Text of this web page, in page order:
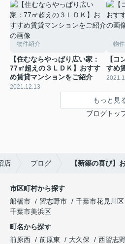
物件紹介
【住むならやっぱり広い家：
77㎡超えの３ＬＤＫ】おすす
め賃貸マンションをご紹介
2021.12.13
物
【コ
すめ
もっと見
ブログトッ
店 ブログ 【新築の喜び】
市区町村から探す
船橋市
習志野市 千葉市花見川区
千葉市美浜区
町名から探す
前原西
前原東 大久保 西習志